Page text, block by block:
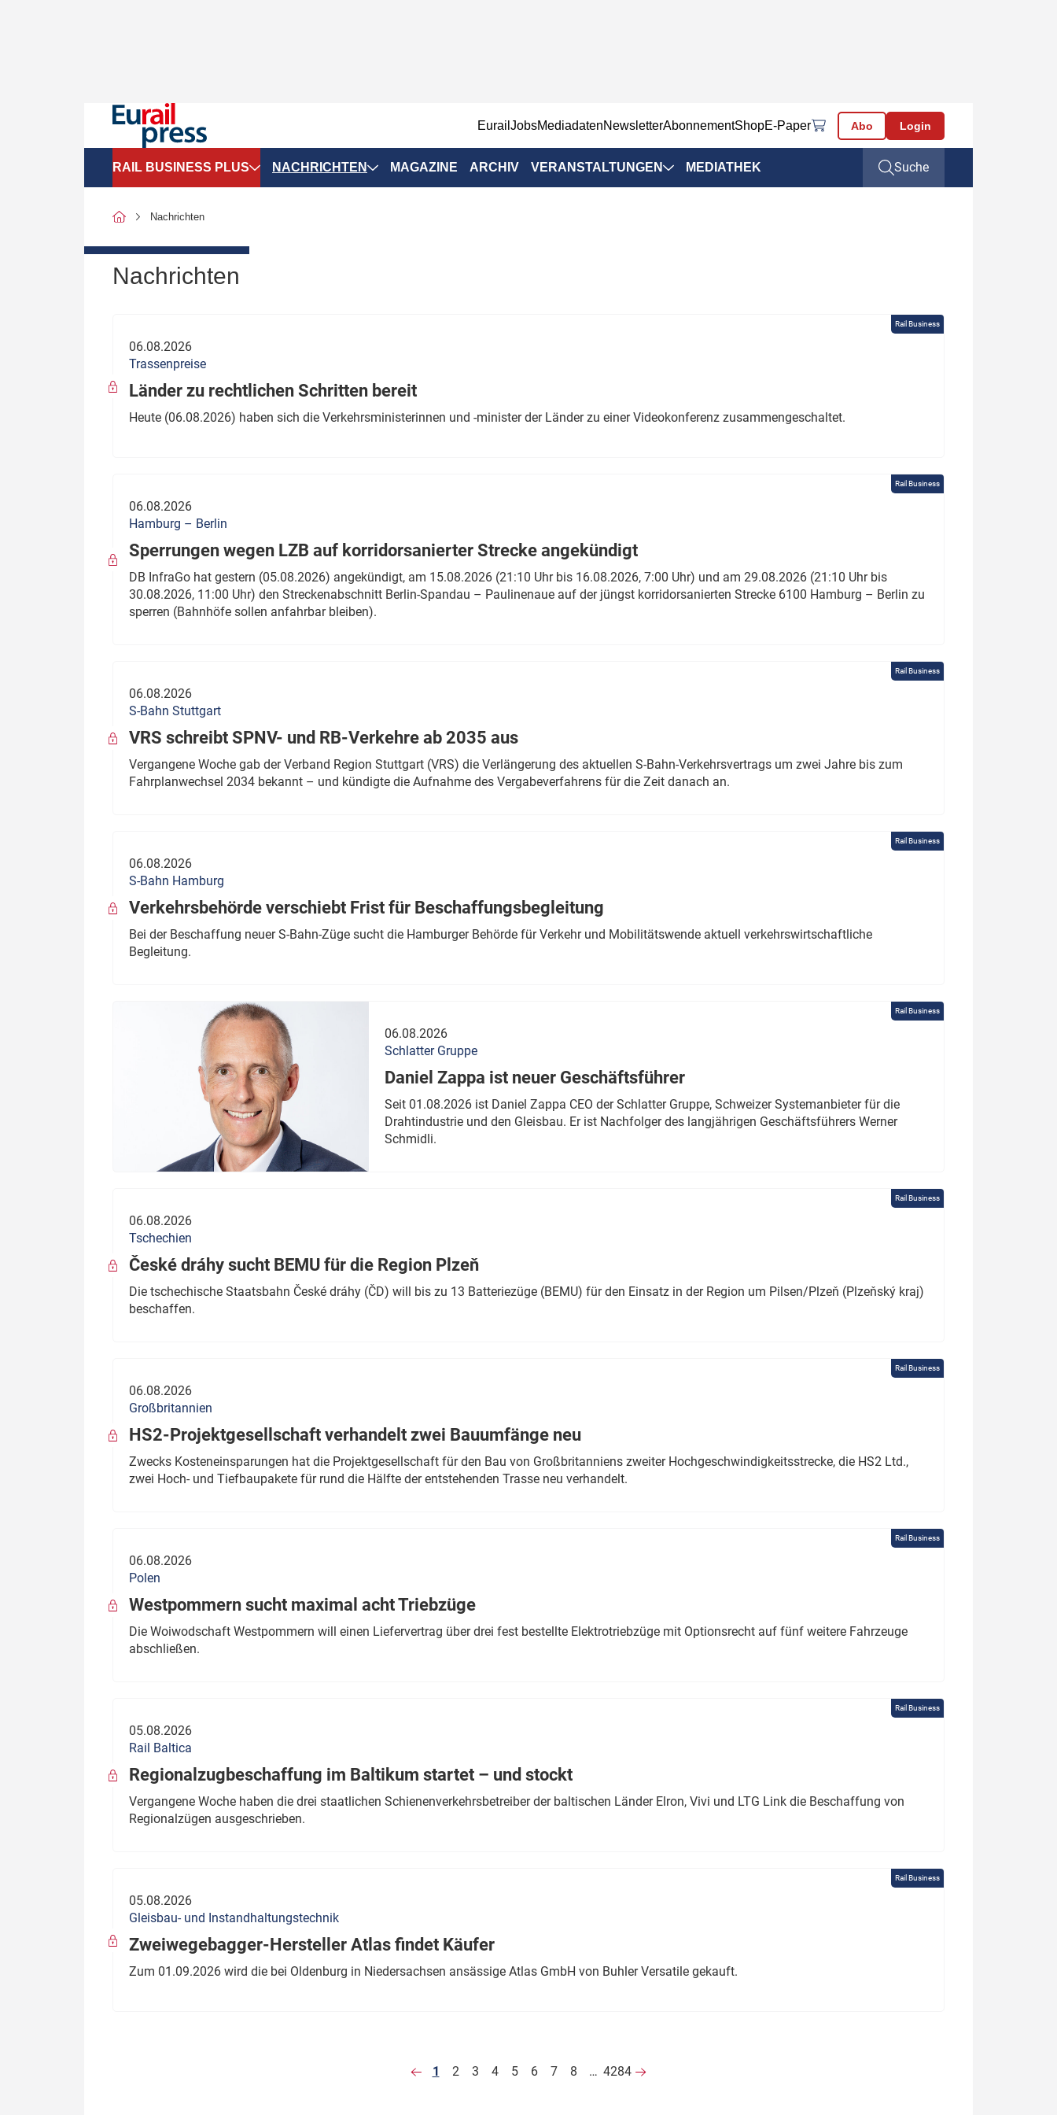
EurailJobsMediadatenNewsletterAbonnementShopE-Paper Abo Login
RAIL BUSINESS PLUS
SPNV-Marktdaten
Politik
wen?
Thema des Monats
Dossier: Generalsanierung
Dossier: ETCS
Dossier:
NACHRICHTEN MAGAZINE ARCHIV VERANSTALTUNGEN MEDIATHEK Suche
Nachrichten
Nachrichten
Rail Business
06.08.2026
Trassenpreise
Länder zu rechtlichen Schritten bereit
Heute (06.08.2026) haben sich die Verkehrsministerinnen und -minister der Länder zu einer Videokonferenz zusammengeschaltet.
Rail Business
06.08.2026
Hamburg – Berlin
Sperrungen wegen LZB auf korridorsanierter Strecke angekündigt
DB InfraGo hat gestern (05.08.2026) angekündigt, am 15.08.2026 (21:10 Uhr bis 16.08.2026, 7:00 Uhr) und am 29.08.2026 (21:10 Uhr bis
30.08.2026, 11:00 Uhr) den Streckenabschnitt Berlin-Spandau – Paulinenaue auf der jüngst korridorsanierten Strecke 6100 Hamburg – Berlin zu
sperren (Bahnhöfe sollen anfahrbar bleiben).
Rail Business
06.08.2026
S-Bahn Stuttgart
VRS schreibt SPNV- und RB-Verkehre ab 2035 aus
Vergangene Woche gab der Verband Region Stuttgart (VRS) die Verlängerung des aktuellen S-Bahn-Verkehrsvertrags um zwei Jahre bis zum
Fahrplanwechsel 2034 bekannt – und kündigte die Aufnahme des Vergabeverfahrens für die Zeit danach an.
Rail Business
06.08.2026
S-Bahn Hamburg
Verkehrsbehörde verschiebt Frist für Beschaffungsbegleitung
Bei der Beschaffung neuer S-Bahn-Züge sucht die Hamburger Behörde für Verkehr und Mobilitätswende aktuell verkehrswirtschaftliche
Begleitung.
Rail Business
06.08.2026
Schlatter Gruppe
Daniel Zappa ist neuer Geschäftsführer
Seit 01.08.2026 ist Daniel Zappa CEO der Schlatter Gruppe, Schweizer Systemanbieter für die
Drahtindustrie und den Gleisbau. Er ist Nachfolger des langjährigen Geschäftsführers Werner
Schmidli.
Rail Business
06.08.2026
Tschechien
České dráhy sucht BEMU für die Region Plzeň
Die tschechische Staatsbahn České dráhy (ČD) will bis zu 13 Batteriezüge (BEMU) für den Einsatz in der Region um Pilsen/Plzeň (Plzeňský kraj)
beschaffen.
Rail Business
06.08.2026
Großbritannien
HS2-Projektgesellschaft verhandelt zwei Bauumfänge neu
Zwecks Kosteneinsparungen hat die Projektgesellschaft für den Bau von Großbritanniens zweiter Hochgeschwindigkeitsstrecke, die HS2 Ltd.,
zwei Hoch- und Tiefbaupakete für rund die Hälfte der entstehenden Trasse neu verhandelt.
Rail Business
06.08.2026
Polen
Westpommern sucht maximal acht Triebzüge
Die Woiwodschaft Westpommern will einen Liefervertrag über drei fest bestellte Elektrotriebzüge mit Optionsrecht auf fünf weitere Fahrzeuge
abschließen.
Rail Business
05.08.2026
Rail Baltica
Regionalzugbeschaffung im Baltikum startet – und stockt
Vergangene Woche haben die drei staatlichen Schienenverkehrsbetreiber der baltischen Länder Elron, Vivi und LTG Link die Beschaffung von
Regionalzügen ausgeschrieben.
Rail Business
05.08.2026
Gleisbau- und Instandhaltungstechnik
Zweiwegebagger-Hersteller Atlas findet Käufer
Zum 01.09.2026 wird die bei Oldenburg in Niedersachsen ansässige Atlas GmbH von Buhler Versatile gekauft.
1 2 3 4 5 6 7 8 … 4284